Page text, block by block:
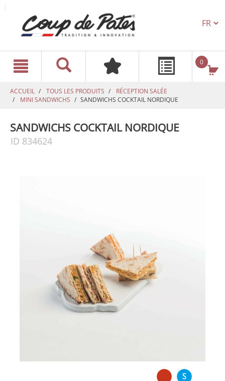
0
ACCUEIL TOUS LES PRODUITS
RÉCEPTION SALÉE
MINI SANDWICHS
SANDWICHS COCKTAIL NORDIQUE
SANDWICHS COCKTAIL NORDIQUE
ID 834624